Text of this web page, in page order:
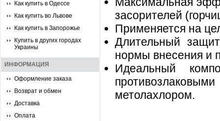
Как купить в Одессе
Как купить во Львове
Как купить в Запорожье
Купить в других городах
Украины
ИНФОРМАЦИЯ
Оформление заказа
Возврат и обмен
Доставка
Оплата
засорителей
Применяется на
Длительный
нормы внесения и
Идеальный
метолахлором.